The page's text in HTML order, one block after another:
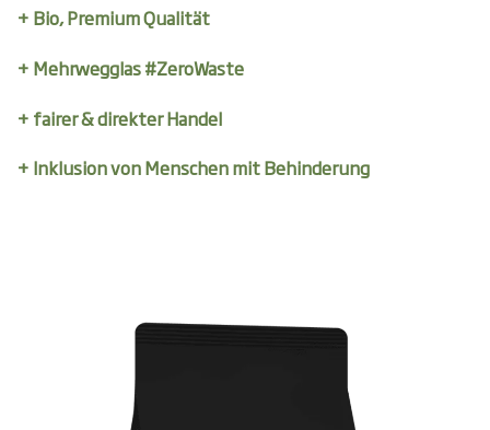
+ Bio, Premium Qualität
+ Mehrwegglas #ZeroWaste
+ fairer & direkter Handel
+ Inklusion von Menschen mit Behinderung